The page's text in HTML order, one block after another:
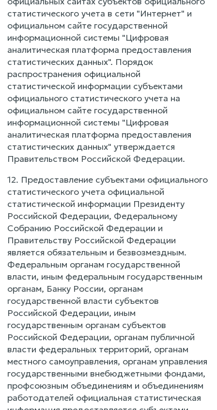
статистического учета в сети "Интернет" и
официальном сайте государственной
информационной системы "Цифровая
аналитическая платформа предоставления
статистических данных". Порядок
распространения официальной
статистической информации субъектами
официального статистического учета на
официальном сайте государственной
информационной системы "Цифровая
аналитическая платформа предоставления
статистических данных" утверждается
Правительством Российской Федерации.
12. Предоставление субъектами официального
статистического учета официальной
статистической информации Президенту
Российской Федерации, Федеральному
Собранию Российской Федерации и
Правительству Российской Федерации
является обязательным и безвозмездным.
Федеральным органам государственной
власти, иным федеральным государственным
органам, Банку России, органам
государственной власти субъектов
Российской Федерации, иным
государственным органам субъектов
Российской Федерации, органам публичной
власти федеральных территорий, органам
местного самоуправления, органам управления
государственными внебюджетными фондами,
профсоюзным объединениям и объединениям
работодателей официальная статистическая